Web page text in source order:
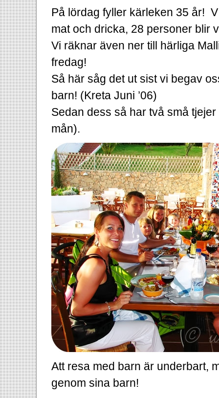
På lördag fyller kärleken 35 år!
mat och dricka, 28 personer blir
Vi räknar även ner till härliga
fredag!
Så här såg det ut sist vi begav
barn! (Kreta Juni ’06)
Sedan dess så har två små
mån).
Att resa med barn är underbart,
genom sina barn!